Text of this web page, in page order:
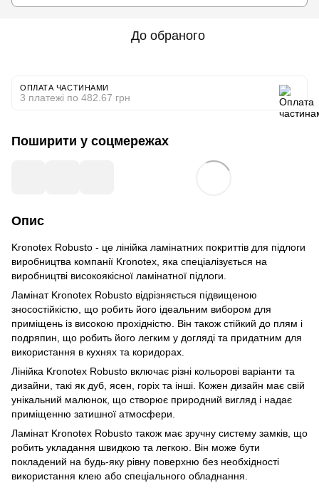
До обраного
ОПЛАТА ЧАСТИНАМИ
3 платежі по 482.67 грн
Поширити у соцмережах
Опис
Kronotex Robusto - це лінійка ламінатних покриттів для підлоги
виробництва компанії Kronotex, яка спеціалізується на
виробництві високоякісної ламінатної підлоги.
Ламінат Kronotex Robusto відрізняється підвищеною
зносостійкістю, що робить його ідеальним вибором для
приміщень із високою прохідністю. Він також стійкий до плям і
подряпин, що робить його легким у догляді та придатним для
використання в кухнях та коридорах.
Лінійка Kronotex Robusto включає різні кольорові варіанти та
дизайни, такі як дуб, ясен, горіх та інші. Кожен дизайн має свій
унікальний малюнок, що створює природний вигляд і надає
приміщенню затишної атмосфери.
Ламінат Kronotex Robusto також має зручну систему замків, що
робить укладання швидкою та легкою. Він може бути
покладений на будь-яку рівну поверхню без необхідності
використання клею або спеціального обладнання.